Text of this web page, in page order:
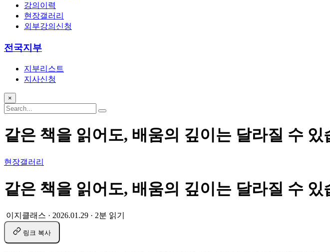
강의이력
현장갤러리
외부강의신청
전국지부
지부리스트
지사신청
×
같은 책을 읽어도, 배움의 깊이는 달라질 수 있
현장갤러리
같은 책을 읽어도, 배움의 깊이는 달라질 수 있
이지클래스 · 2026.01.29 · 2분 읽기
링크 복사